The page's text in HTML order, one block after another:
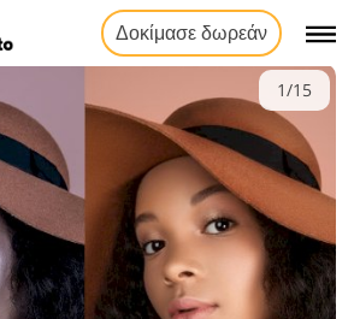
Δοκίμασε δωρεάν
1/15